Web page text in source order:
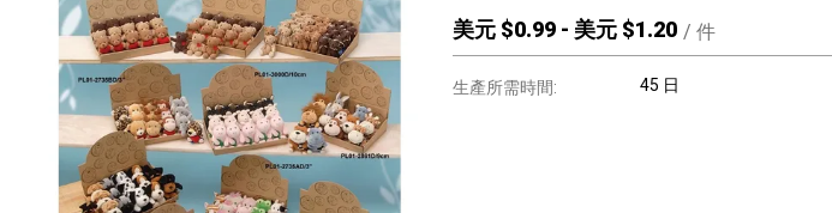
美元 $0.99 - 美元 $1.20 / 件
生產所需時間: 45 日